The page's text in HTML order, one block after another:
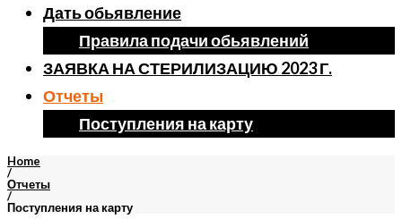
Дать обьявление
Правила подачи обьявлений
ЗАЯВКА НА СТЕРИЛИЗАЦИЮ 2023 Г.
Отчеты
Поступления на карту
Home
/
Отчеты
/
Поступления на карту